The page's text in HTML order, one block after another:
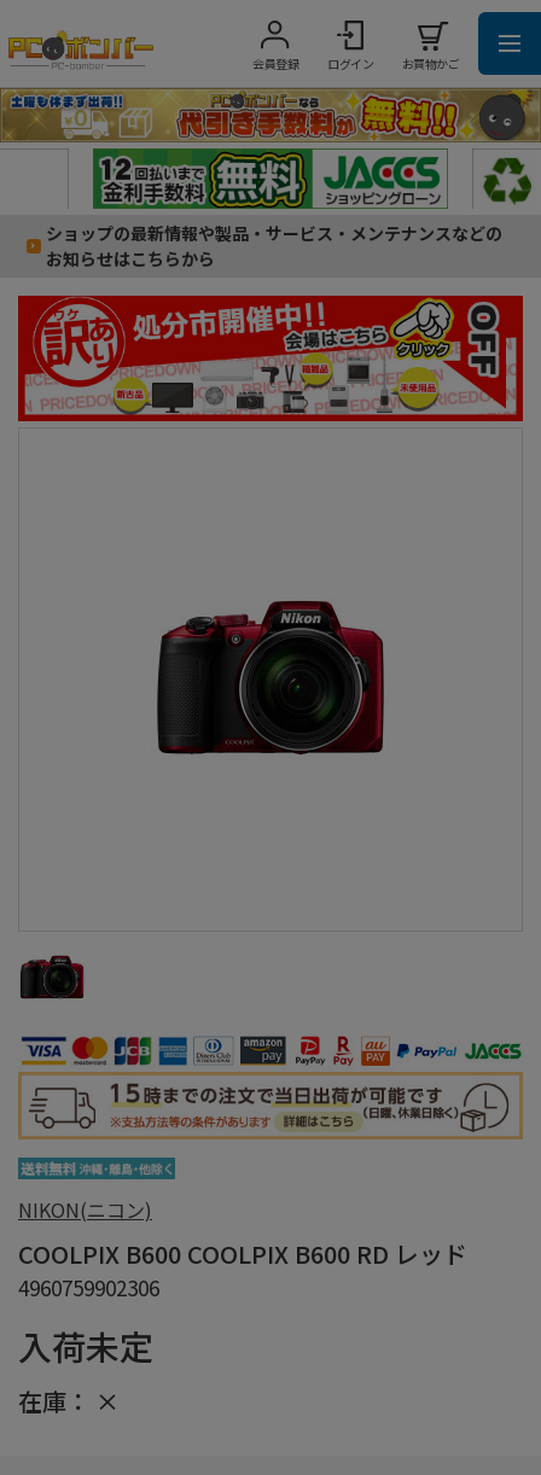
会員登録 ログイン お買物かご
ショップの最新情報や製品・サービス・メンテナンスなどの
お知らせはこちらから
NIKON(ニコン)
COOLPIX B600 COOLPIX B600 RD レッド
4960759902306
入荷未定
在庫： ×